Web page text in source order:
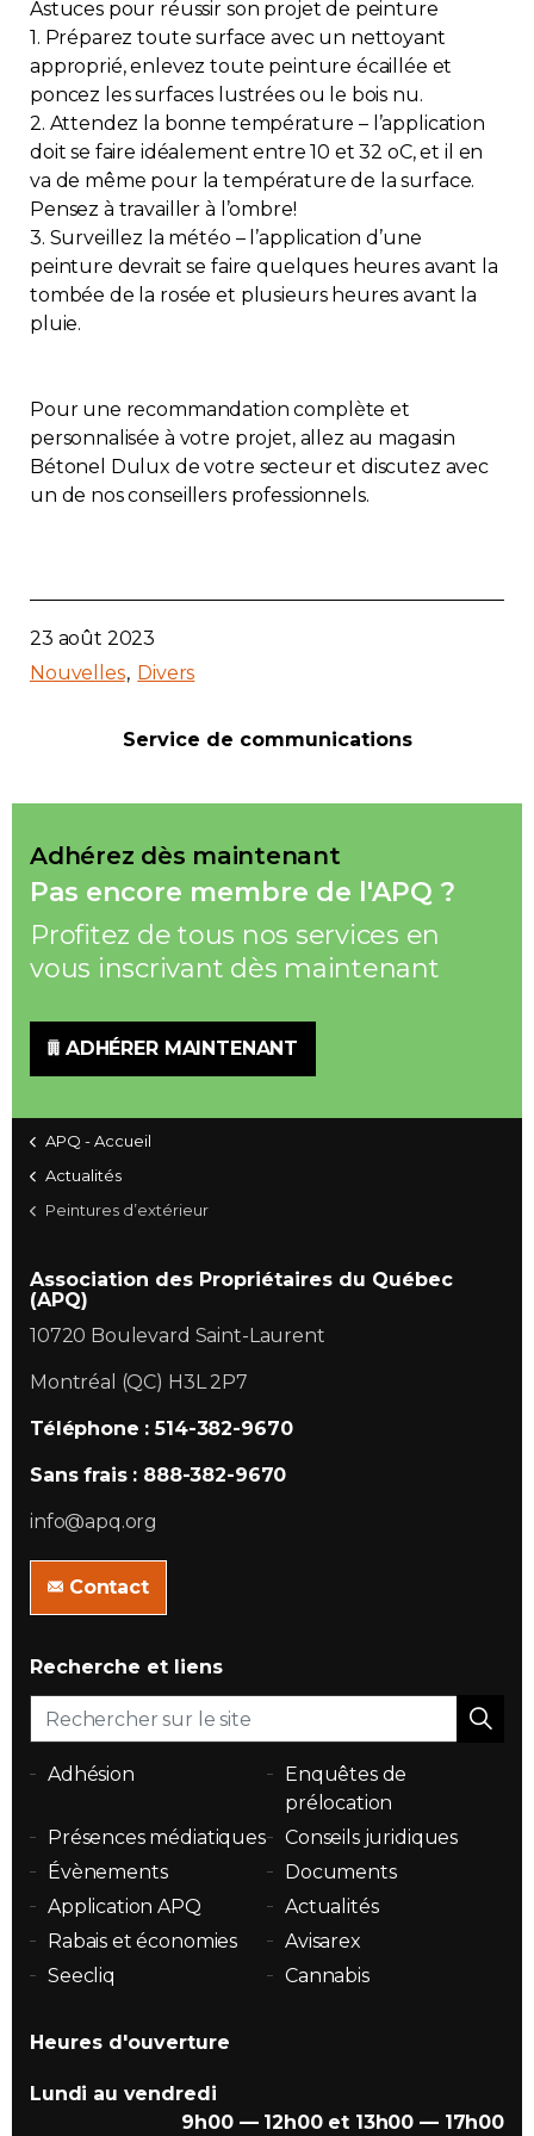
Astuces pour réussir son projet de peinture
1. Préparez toute surface avec un nettoyant
approprié, enlevez toute peinture écaillée et
poncez les surfaces lustrées ou le bois nu.
2. Attendez la bonne température – l’application
doit se faire idéalement entre 10 et 32 oC, et il en
va de même pour la température de la surface.
Pensez à travailler à l’ombre!
3. Surveillez la météo – l’application d’une
peinture devrait se faire quelques heures avant la
tombée de la rosée et plusieurs heures avant la
pluie.
Pour une recommandation complète et
personnalisée à votre projet, allez au magasin
Bétonel Dulux de votre secteur et discutez avec
un de nos conseillers professionnels.
23 août 2023
Nouvelles Divers
Service de communications
Adhérez dès maintenant
Pas encore membre de l'APQ ?
Profitez de tous nos services en
vous inscrivant dès maintenant
ADHÉRER MAINTENANT
APQ - Accueil
Actualités
Peintures d’extérieur
Association des Propriétaires du Québec
(APQ)
10720 Boulevard Saint-Laurent
Montréal (QC) H3L 2P7
Téléphone : 514-382-9670
Sans frais : 888-382-9670
info@apq.org
Contact
Recherche et liens
Adhésion
Enquêtes de
prélocation
Présences médiatiques
Conseils juridiques
Évènements
Documents
Application APQ
Actualités
Rabais et économies
Avisarex
Seecliq
Cannabis
Heures d'ouverture
Lundi au vendredi
9h00 — 12h00 et 13h00 — 17h00